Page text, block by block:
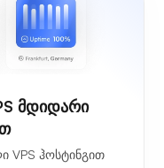
მდიდარი
VPS ჰოსტინგით